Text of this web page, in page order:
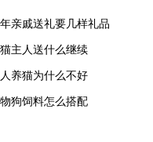
亲戚送礼要几样礼品
主人送什么继续
养猫为什么不好
狗饲料怎么搭配